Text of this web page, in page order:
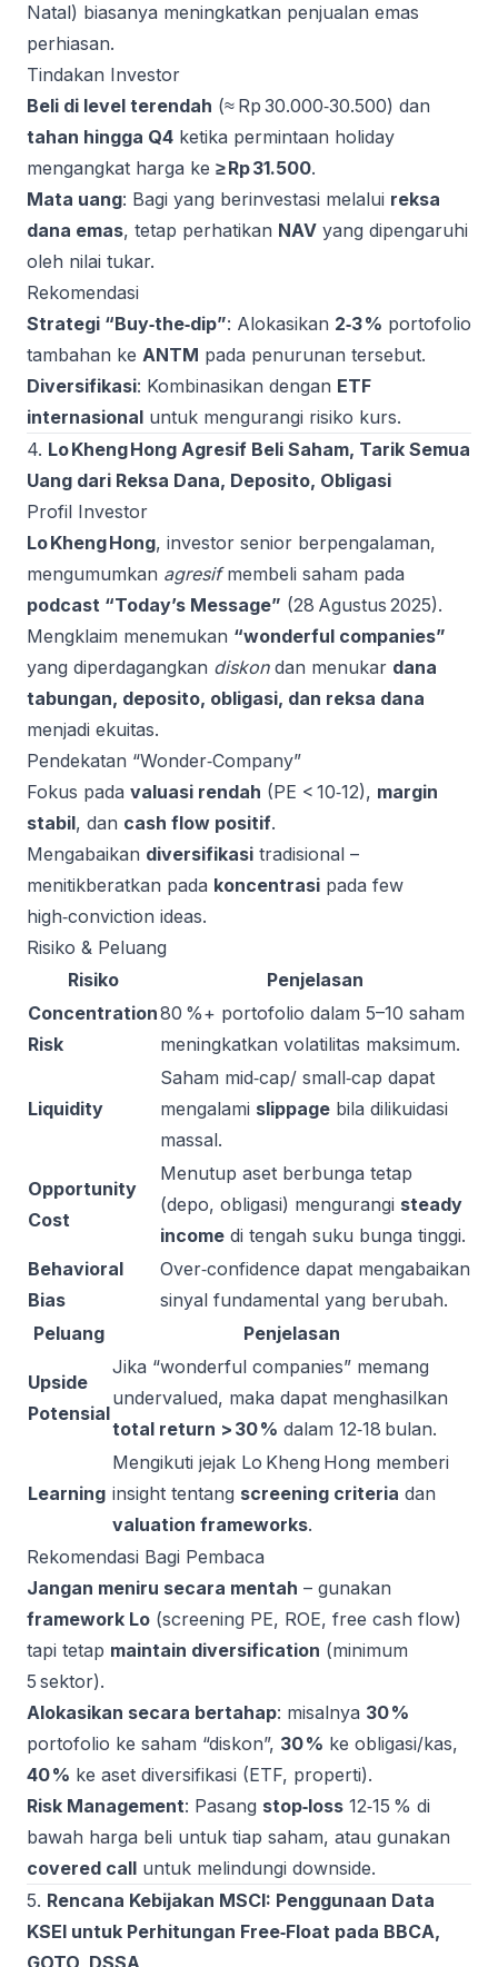
Natal) biasanya meningkatkan penjualan emas
perhiasan.
Tindakan Investor
Beli di level terendah (≈ Rp 30.000‑30.500) dan
tahan hingga Q4 ketika permintaan holiday
mengangkat harga ke ≥ Rp 31.500.
Mata uang: Bagi yang berinvestasi melalui reksa
dana emas, tetap perhatikan NAV yang dipengaruhi
oleh nilai tukar.
Rekomendasi
Strategi “Buy‑the‑dip”: Alokasikan 2‑3 % portofolio
tambahan ke ANTM pada penurunan tersebut.
Diversifikasi: Kombinasikan dengan ETF
internasional untuk mengurangi risiko kurs.
4. Lo Kheng Hong Agresif Beli Saham, Tarik Semua
Uang dari Reksa Dana, Deposito, Obligasi
Profil Investor
Lo Kheng Hong, investor senior berpengalaman,
mengumumkan agresifmembeli saham pada
podcast “Today’s Message” (28 Agustus 2025).
Mengklaim menemukan “wonderful companies”
yang diperdagangkan diskondan menukar dana
tabungan, deposito, obligasi, dan reksa dana
menjadi ekuitas.
Pendekatan “Wonder‑Company”
Fokus pada valuasi rendah (PE < 10‑12), margin
stabil, dan cash flow positif.
Mengabaikan diversifikasi tradisional –
menitikberatkan pada koncentrasi pada few
high‑conviction ideas.
Risiko & Peluang
Risiko
Penjelasan
Concentration
Risk
80 %+ portofolio dalam 5–10 saham
meningkatkan volatilitas maksimum.
Liquidity
Saham mid‑cap/ small‑cap dapat
mengalami slippage bila dilikuidasi
massal.
Opportunity
Cost
Menutup aset berbunga tetap
(depo, obligasi) mengurangi steady
income di tengah suku bunga tinggi.
Behavioral
Bias
Over‑confidence dapat mengabaikan
sinyal fundamental yang berubah.
Peluang
Penjelasan
Upside
Potensial
Jika “wonderful companies” memang
undervalued, maka dapat menghasilkan
total return > 30 % dalam 12‑18 bulan.
Learning
Mengikuti jejak Lo Kheng Hong memberi
insight tentang screening criteria dan
valuation frameworks.
Rekomendasi Bagi Pembaca
Jangan meniru secara mentah – gunakan
framework Lo (screening PE, ROE, free cash flow)
tapi tetap maintain diversification (minimum
5 sektor).
Alokasikan secara bertahap: misalnya 30 %
portofolio ke saham “diskon”, 30 % ke obligasi/kas,
40 % ke aset diversifikasi (ETF, properti).
Risk Management: Pasang stop‑loss 12‑15 % di
bawah harga beli untuk tiap saham, atau gunakan
covered call untuk melindungi downside.
5. Rencana Kebijakan MSCI: Penggunaan Data
KSEI untuk Perhitungan Free‑Float pada BBCA,
GOTO, DSSA